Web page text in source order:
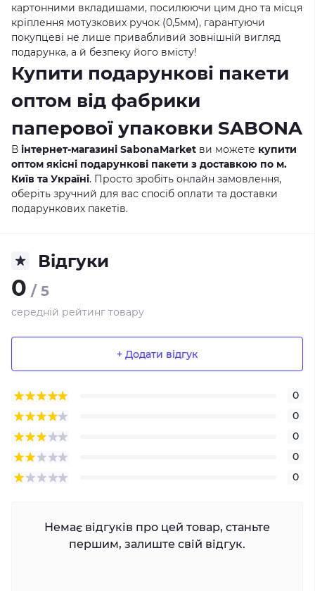
картонними вкладишами, посилюючи цим дно та місця
кріплення мотузкових ручок (0,5мм), гарантуючи
покупцеві не лише привабливий зовнішній вигляд
подарунка, а й безпеку його вмісту!
Купити подарункові пакети
оптом від фабрики
паперової упаковки SABONA
В інтернет-магазині SabonaMarket ви можете купити
оптом якісні подарункові пакети з доставкою по м.
Київ та Україні. Просто зробіть онлайн замовлення,
оберіть зручний для вас спосіб оплати та доставки
подарункових пакетів.
Відгуки
0 / 5
середній рейтинг товару
+ Додати відгук
0
0
0
0
0
Немає відгуків про цей товар, станьте
першим, залиште свій відгук.